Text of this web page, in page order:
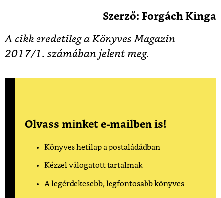
Szerző: Forgách Kinga
A cikk eredetileg a Könyves Magazin
2017/1. számában jelent meg.
Olvass minket e-mailben is!
Könyves hetilap a postaládádban
Kézzel válogatott tartalmak
A legérdekesebb, legfontosabb könyves